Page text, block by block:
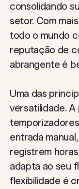
consolidando
setor. Com
todo o mundo
reputação de
abrangente é
Uma das
versatilidade.
entrada
registrem
adapta ao seu
flexibilidade é